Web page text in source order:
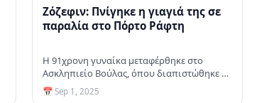
Ζόζεφιν: Πνίγηκε η γιαγιά της σε
παραλία στο Πόρτο Ράφτη
Η 91χρονη γυναίκα μεταφέρθηκε στο
Ασκληπιείο Βούλας, όπου διαπιστώθηκε ο
θάνατός της
📅 Sep 1, 2025